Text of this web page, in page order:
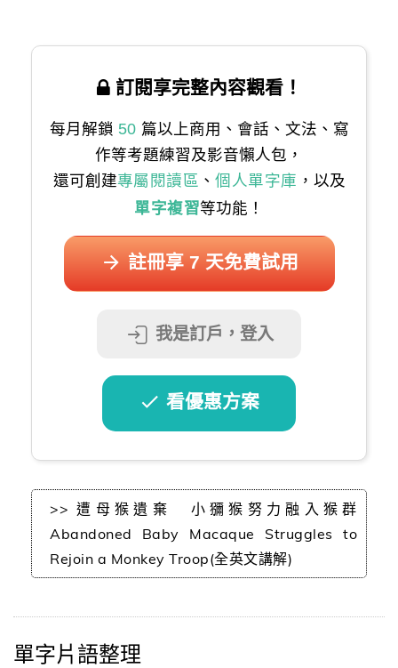
訂閱享完整內容觀看！
每月解鎖 50 篇以上商用、會話、文法、寫
作等考題練習及影音懶人包，
還可創建專屬閱讀區 、 個人單字庫 ，以及
單字複習等功能！
註冊享 7 天免費試用
我是訂戶，登入
看優惠方案
>> 遭母猴遺棄 小獼猴努力融入猴群
Abandoned Baby Macaque Struggles to
Rejoin a Monkey Troop(全英文講解)
單字片語整理